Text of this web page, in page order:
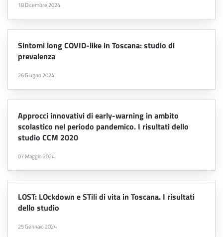
18 Dicembre 2024
Sintomi long COVID-like in Toscana: studio di
prevalenza
26 Giugno 2024
Approcci innovativi di early-warning in ambito
scolastico nel periodo pandemico. I risultati dello
studio CCM 2020
07 Maggio 2024
LOST: LOckdown e STili di vita in Toscana. I risultati
dello studio
25 Gennaio 2024